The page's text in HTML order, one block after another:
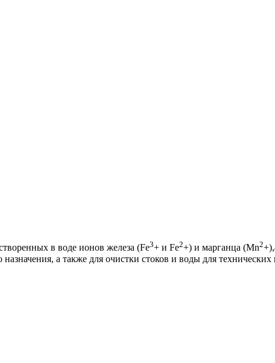
в воде ионов железа (Fe3+ и Fe2+) и марганца (Mn2
а также для очистки стоков и воды для